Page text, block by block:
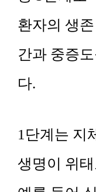
환자의 생
간과 중증
다.
1단계는 지
생명이 위